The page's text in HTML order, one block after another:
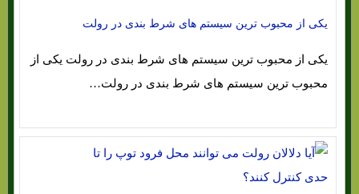
یکی از محبوب ترین سیستم های شرط بندی در رولت
یکی از محبوب ترین سیستم های شرط بندی در رولت یکی از
محبوب ترین سیستم های شرط بندی در رولت…